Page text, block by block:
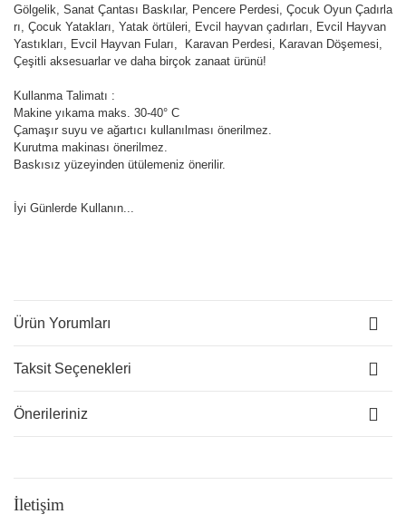
Gölgelik, Sanat Çantası Baskılar, Pencere Perdesi, Çocuk Oyun Çadırla
rı, Çocuk Yatakları, Yatak örtüleri, Evcil hayvan çadırları, Evcil Hayvan
Yastıkları, Evcil Hayvan Fuları, Karavan Perdesi, Karavan Döşemesi,
Çeşitli aksesuarlar ve daha birçok zanaat ürünü!
Kullanma Talimatı :
Makine yıkama maks. 30-40° C
Çamaşır suyu ve ağartıcı kullanılması önerilmez.
Kurutma makinası önerilmez.
Baskısız yüzeyinden ütülemeniz önerilir.
İyi Günlerde Kullanın...
Ürün Yorumları
Taksit Seçenekleri
Önerileriniz
İletişim